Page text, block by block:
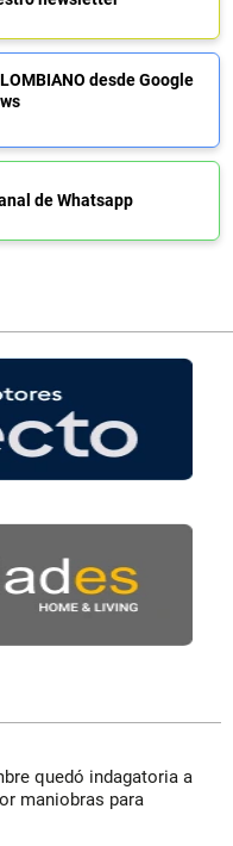
desde Google
de Whatsapp
quedó indagatoria a
maniobras para